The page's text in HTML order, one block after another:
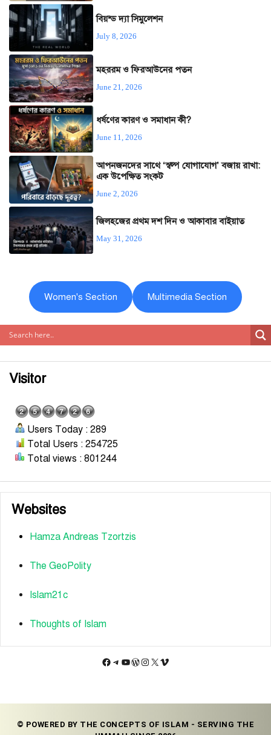
বিয়ন্ড দ্যা সিমুলেশন
July 8, 2026
মহররম ও ফিরআউনের পতন
June 21, 2026
ধর্ষণের কারণ ও সমাধান কী?
June 11, 2026
আপনজনদের সাথে ‘স্বল্প যোগাযোগ’ বজায় রাখা:
এক উপেক্ষিত সংকট
June 2, 2026
জিলহজের প্রথম দশ দিন ও আকাবার বাইয়াত
May 31, 2026
Women's Section Multimedia Section
Visitor
Users Today : 289
Total Users : 254725
Total views : 801244
Websites
Hamza Andreas Tzortzis
The GeoPolity
Islam21c
Thoughts of Islam
Facebook
Telegram
YouTube
WordPress
Instagram
X Vimeo
© POWERED BY THE CONCEPTS OF ISLAM - SERVING THE